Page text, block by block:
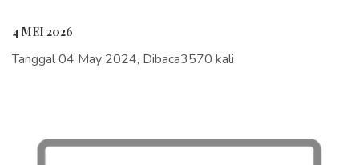
4 MEI 2026
Tanggal 04 May 2024, Dibaca3570 kali